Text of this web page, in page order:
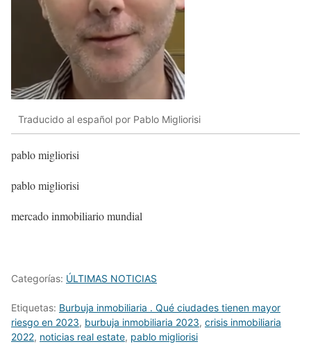
Traducido al español por Pablo Migliorisi
pablo migliorisi
pablo migliorisi
mercado inmobiliario mundial
Categorías: ÚLTIMAS NOTICIAS
Etiquetas: Burbuja inmobiliaria . Qué ciudades tienen mayor
riesgo en 2023, burbuja inmobiliaria 2023, crisis inmobiliaria
2022, noticias real estate, pablo migliorisi